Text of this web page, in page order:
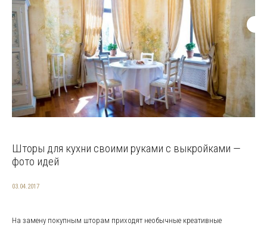
Шторы для кухни своими руками с выкройками —
фото идей
03.04.2017
На замену покупным шторам приходят необычные креативные